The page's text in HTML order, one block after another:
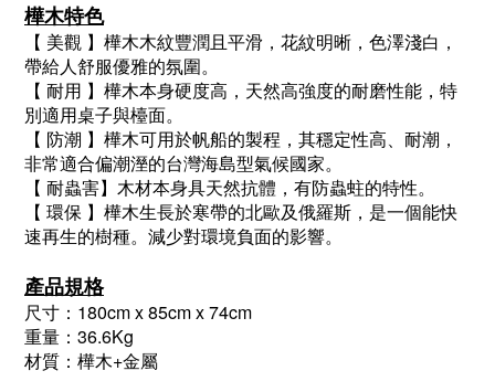
樺木特色
【 美觀 】樺木木紋豐潤且平滑，花紋明晰，色澤淺白，
帶給人舒服優雅的氛圍。
【 耐用 】樺木本身硬度高，天然高強度的耐磨性能，特
別適用桌子與檯面。
【 防潮 】樺木可用於帆船的製程，其穩定性高、耐潮，
非常適合偏潮溼的台灣海島型氣候國家。
【 耐蟲害】木材本身具天然抗體，有防蟲蛀的特性。
【 環保 】樺木生長於寒帶的北歐及俄羅斯，是一個能快
速再生的樹種。減少對環境負面的影響。
產品規格
尺寸：180cm x 85cm x 74cm
重量：36.6Kg
材質：樺木+金屬